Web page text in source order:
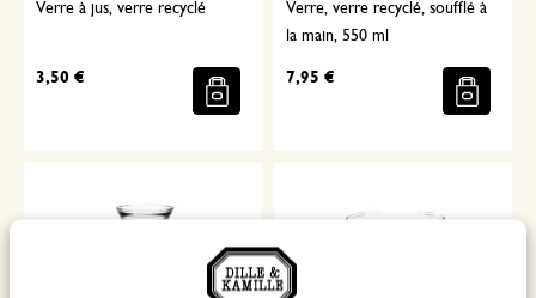
Verre à jus, verre recyclé
3,50 €
Verre, verre recyclé, soufflé à
la main, 550 ml
7,95 €